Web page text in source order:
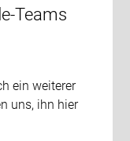
Teams
ein weiterer
uns, ihn hier